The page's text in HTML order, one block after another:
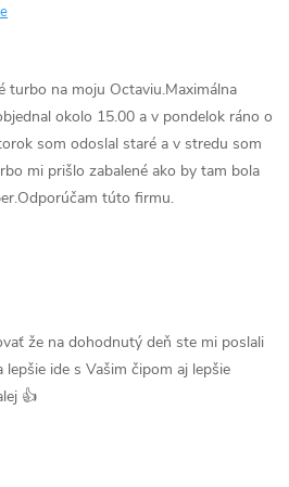
turbo na moju Octaviu.Maximálna
okolo 15.00 a v pondelok ráno o
som odoslal staré a v stredu som
mi prišlo zabalené ako by tam bola
túto firmu.
že na dohodnutý deň ste mi poslali
ide s Vašim čipom aj lepšie
👍